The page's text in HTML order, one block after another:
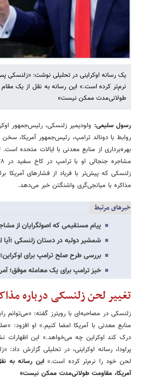
یک رسانه اوکراینی در تحلیلی نوشت: «زلنسکی
نرم‌تر کرده است.» این رسانه به نقل از یک
طولانی‌مدت ممکن نیست»
رسول سلیمی: ولودیمیر زلنسکی، رئیس‌جمهور
روابط با دونالد ترامپ، رئیس‌جمهور آمریکا،
بهره‌برداری از منابع معدنی با ایالات متحده
زلنسکی که پیش‌تر با فریاد از فشارهای آمریکا
مذاکره با میانجی‌گری واشنگتن خبر می‌دهد.
خبرهای مرتبط
پیام مستقیمی که اصولگرایان از
شمشیر دولبه در دستان زلنسکی
بررسی طرح صلح ترامپ برای
خیز ترامپ برای یک معامله موفق؛
تغییر لحن زلنسکی درباره
زلنسکی در مصاحبه‌ای با رویترز گفته: «می‌توانم
منابع معدنی با آمریکا امضا کنیم.» او افزود:
درک کند اوکراین چه می‌خواهد.» این اظهارات
پراودا، رسانه اوکراینی، در تحلیلی گزارش
لحن خود را نرم‌تر کرده است.»این رسانه به
آمریکا، مقاومت طولانی‌مدت ممکن نیست»